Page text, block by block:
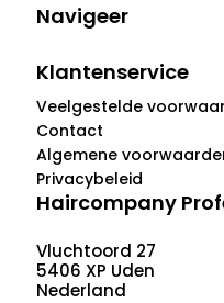
Navigeer
Klantenservice
Veelgestelde
Contact
Algemene
Privacybeleid
Haircompany
Vluchtoord 27
5406 XP Uden
Nederland